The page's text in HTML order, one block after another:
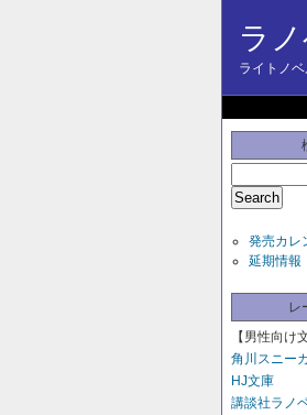
ラ
ライトノ
発売カレ
延期情報
レ
【男性向け
角川スニー
HJ文庫
講談社ラノ